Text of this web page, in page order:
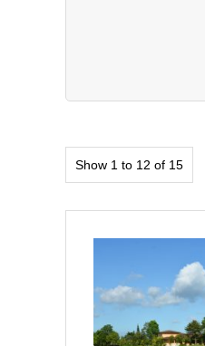
Show 1 to 12 of 15